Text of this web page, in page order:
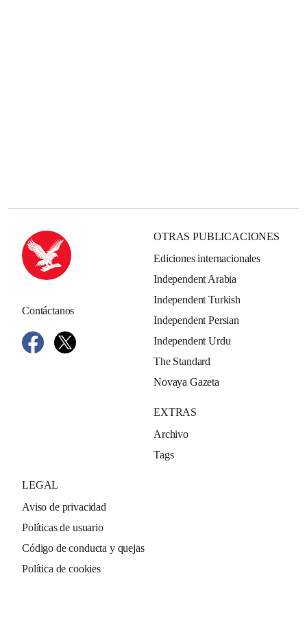
Contáctanos
OTRAS PUBLICACIONES
Ediciones internacionales
Independent Arabia
Independent Turkish
Independent Persian
Independent Urdu
The Standard
Novaya Gazeta
EXTRAS
Archivo
Tags
LEGAL
Aviso de privacidad
Políticas de usuario
Código de conducta y quejas
Política de cookies